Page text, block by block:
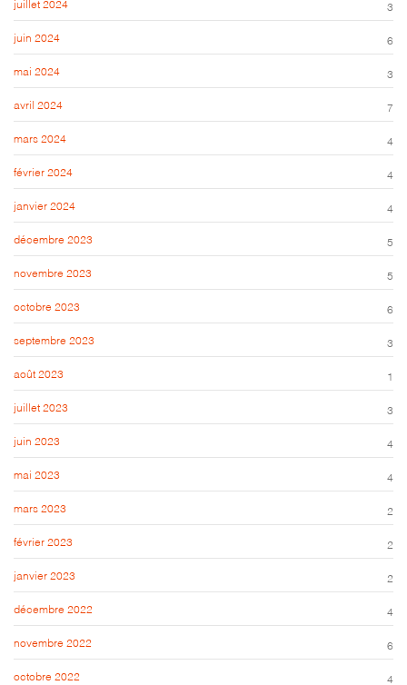
juillet 2024 3
juin 2024 6
mai 2024 3
avril 2024 7
mars 2024 4
février 2024 4
janvier 2024 4
décembre 2023 5
novembre 2023 5
octobre 2023 6
septembre 2023 3
août 2023 1
juillet 2023 3
juin 2023 4
mai 2023 4
mars 2023 2
février 2023 2
janvier 2023 2
décembre 2022 4
novembre 2022 6
octobre 2022 4